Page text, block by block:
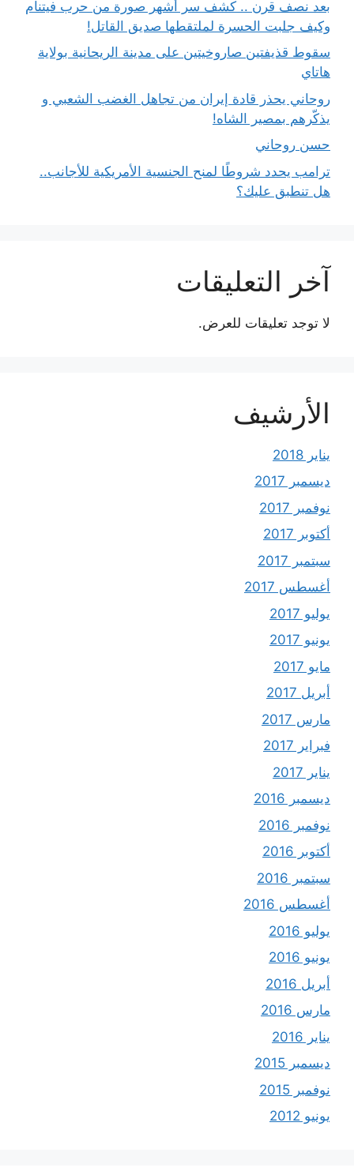
بعد نصف قرن .. كشف سر أشهر صورة من حرب فيتنام
وكيف جلبت الحسرة لملتقطها صديق القاتل!
سقوط قذيفتين صاروخيتين على مدينة الريحانية بولاية
هاتاي
روحاني يحذر قادة إيران من تجاهل الغضب الشعبي و
يذكّرهم بمصير الشاه!
حسن روحاني
ترامب يحدد شروطًا لمنح الجنسية الأمريكية للأجانب..
هل تنطبق عليك؟
آخر التعليقات
لا توجد تعليقات للعرض.
الأرشيف
يناير 2018
ديسمبر 2017
نوفمبر 2017
أكتوبر 2017
سبتمبر 2017
أغسطس 2017
يوليو 2017
يونيو 2017
مايو 2017
أبريل 2017
مارس 2017
فبراير 2017
يناير 2017
ديسمبر 2016
نوفمبر 2016
أكتوبر 2016
سبتمبر 2016
أغسطس 2016
يوليو 2016
يونيو 2016
أبريل 2016
مارس 2016
يناير 2016
ديسمبر 2015
نوفمبر 2015
يونيو 2012